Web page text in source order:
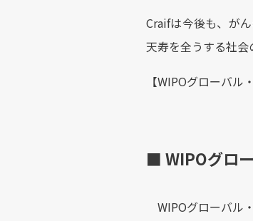
Craifは今後も、が
天寿を全うする社会
【WIPOグローバル
■ WIPOグロ
WIPOグローバル